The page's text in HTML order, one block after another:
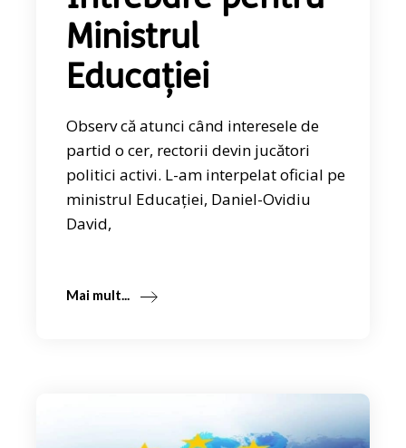
Ministrul
Educației
Observ că atunci când interesele de
partid o cer, rectorii devin jucători
politici activi. L-am interpelat oficial pe
ministrul Educației, Daniel-Ovidiu
David,
Mai mult...